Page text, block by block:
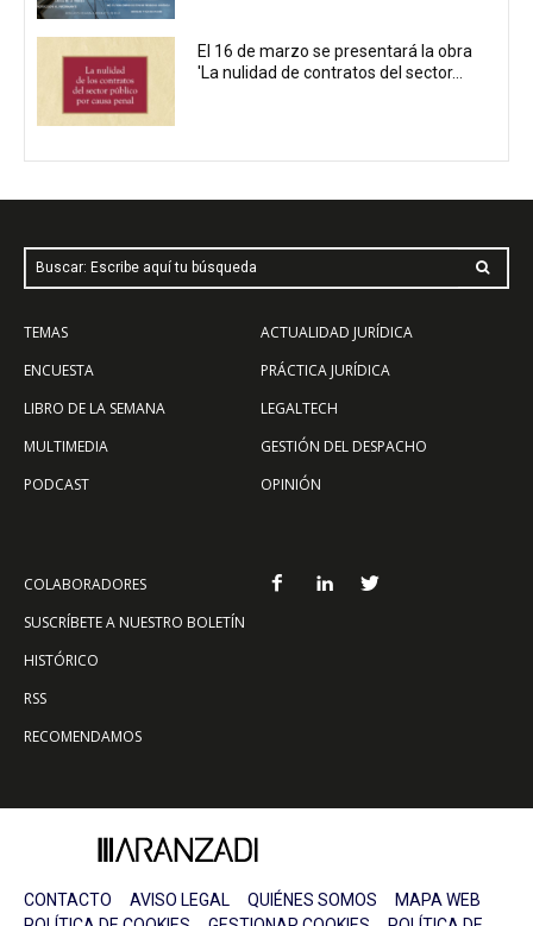
El 16 de marzo se presentará la obra
'La nulidad de contratos del sector...
Buscar: Escribe aquí tu búsqueda
TEMAS
ENCUESTA
LIBRO DE LA SEMANA
MULTIMEDIA
PODCAST
ACTUALIDAD JURÍDICA
PRÁCTICA JURÍDICA
LEGALTECH
GESTIÓN DEL DESPACHO
OPINIÓN
COLABORADORES
SUSCRÍBETE A NUESTRO BOLETÍN
HISTÓRICO
RSS
RECOMENDAMOS
CONTACTO AVISO LEGAL QUIÉNES SOMOS
MAPA WEB